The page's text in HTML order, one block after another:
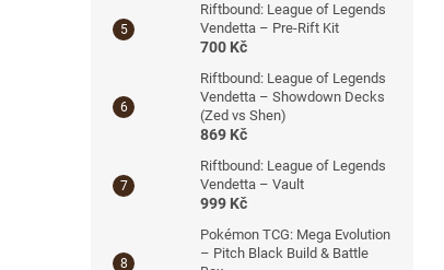
Riftbound: League of Legends
Vendetta – Pre-Rift Kit
700 Kč
Riftbound: League of Legends
Vendetta – Showdown Decks
(Zed vs Shen)
869 Kč
Riftbound: League of Legends
Vendetta – Vault
999 Kč
Pokémon TCG: Mega Evolution
– Pitch Black Build & Battle